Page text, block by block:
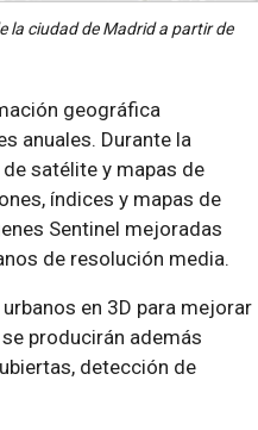
la ciudad de Madrid a partir de
geográfica
anuales. Durante la
satélite y mapas de
índices y mapas de
Sentinel mejoradas
de resolución media.
en 3D para mejorar
producirán además
detección de